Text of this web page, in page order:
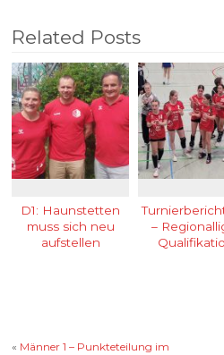
Related Posts
D1: Haunstetten
muss sich neu
aufstellen
–
« Männer 1 – Punkteteilung im